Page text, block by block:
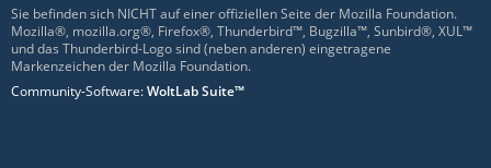
Sie befinden sich NICHT auf einer offiziellen Seite der Mozilla Foundation.
Mozilla®, mozilla.org®, Firefox®, Thunderbird™, Bugzilla™, Sunbird®, XUL™
und das Thunderbird-Logo sind (neben anderen) eingetragene
Markenzeichen der Mozilla Foundation.
Community-Software:WoltLab Suite™